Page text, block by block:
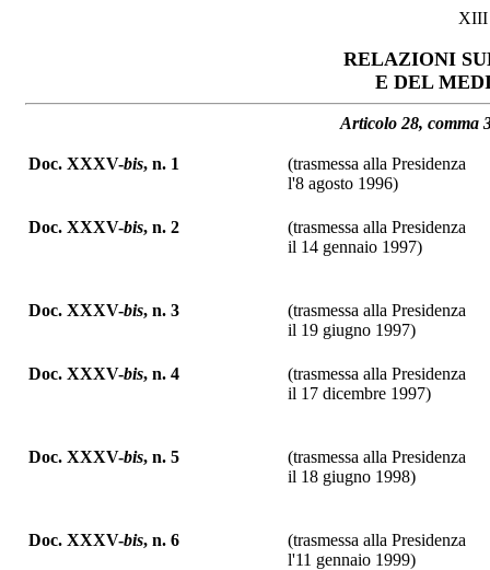
XIII
RELAZIONI
E DEL
Articolo 28, comma
Doc. XXXV-bis, n. 1
(trasmessa alla Presidenza
l'8 agosto 1996)
Doc. XXXV-bis, n. 2
(trasmessa alla Presidenza
il 14 gennaio 1997)
Doc. XXXV-bis, n. 3
(trasmessa alla Presidenza
il 19 giugno 1997)
Doc. XXXV-bis, n. 4
(trasmessa alla Presidenza
il 17 dicembre 1997)
Doc. XXXV-bis, n. 5
(trasmessa alla Presidenza
il 18 giugno 1998)
Doc. XXXV-bis, n. 6
(trasmessa alla Presidenza
l'11 gennaio 1999)